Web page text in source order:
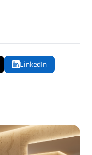
LinkedIn